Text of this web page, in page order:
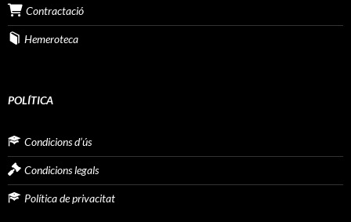
Contractació
Hemeroteca
POLÍTICA
Condicions d’ús
Condicions legals
Política de privacitat